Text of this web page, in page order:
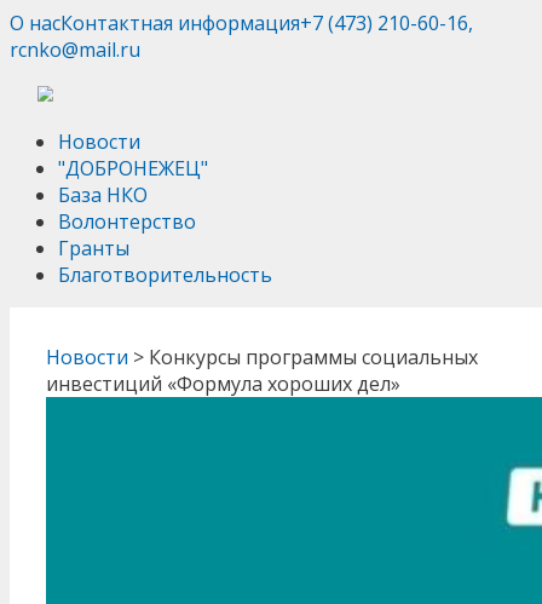
О насКонтактная информация+7 (473) 210-60-16,
rcnko@mail.ru
Новости
"ДОБРОНЕЖЕЦ"
База НКО
Волонтерство
Гранты
Благотворительность
Новости > Конкурсы программы социальных
инвестиций «Формула хороших дел»